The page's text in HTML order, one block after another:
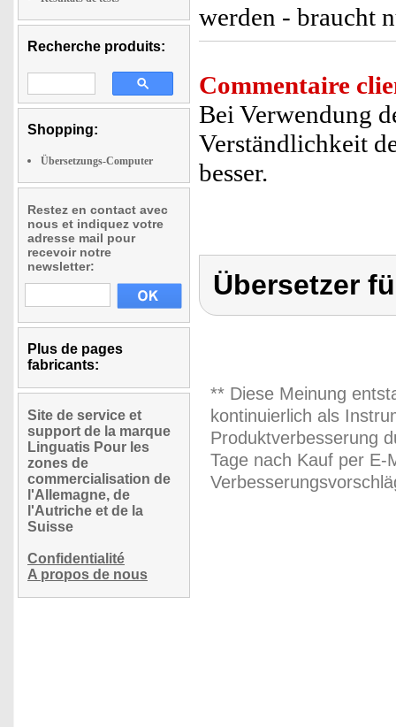
Recherche produits:
Shopping:
Übersetzungs-Computer
Restez en contact avec
nous et indiquez votre
adresse mail pour
recevoir notre
newsletter:
Plus de pages
fabricants:
Site de service et
support de la marque
Linguatis Pour les
zones de
commercialisation de
l'Allemagne, de
l'Autriche et de la
Suisse
Confidentialité
A propos de nous
werden - braucht
Commentaire
Bei Verwendung
Verständlichkeit
besser.
Übersetzer
** Diese Meinung
kontinuierlich als
Produktverbesserung
Tage nach Kauf per E-